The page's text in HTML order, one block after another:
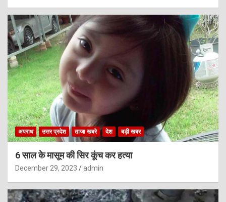
अपराध उत्तर प्रदेश ताजा खबरे देश बड़ी खबर
6 साल के मासूम की सिर कूंच कर हत्या
December 29, 2023 admin